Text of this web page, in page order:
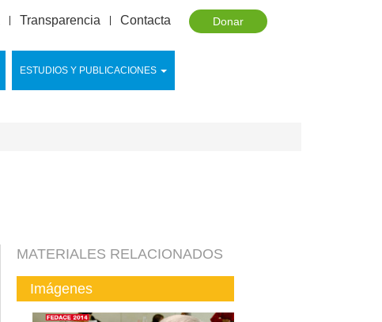
Donar
ESTUDIOS Y PUBLICACIONES
Transparencia Contacta
MATERIALES RELACIONADOS
Imágenes